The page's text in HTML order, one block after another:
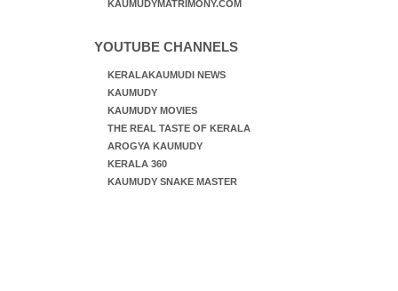
KAUMUDYMATRIMONY.COM
YOUTUBE CHANNELS
KERALAKAUMUDI NEWS
KAUMUDY
KAUMUDY MOVIES
THE REAL TASTE OF KERALA
AROGYA KAUMUDY
KERALA 360
KAUMUDY SNAKE MASTER